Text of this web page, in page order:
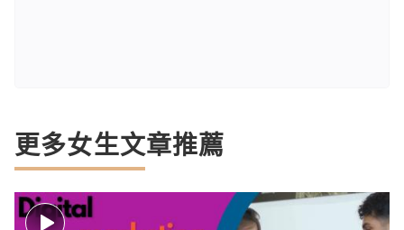
更多女生文章推薦